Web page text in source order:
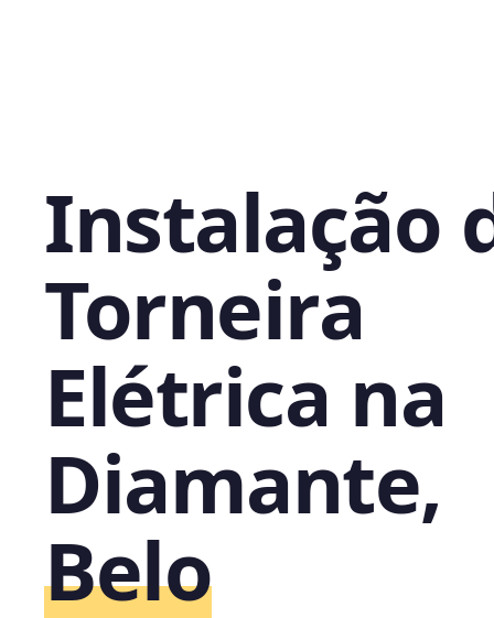
Instalação
Torneira
Elétrica na
Diamante,
Belo